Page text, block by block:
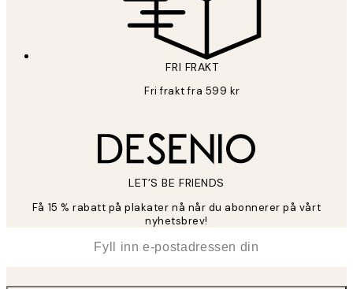
FRI FRAKT
Fri frakt fra 599 kr
LET’S BE FRIENDS
Få 15 % rabatt på plakater nå når du abonnerer på vårt
nyhetsbrev!